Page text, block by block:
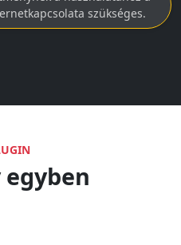
szükséges.